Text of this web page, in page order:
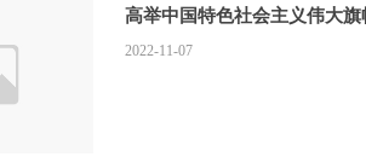
高举中国特色社会主义伟大
2022-11-07